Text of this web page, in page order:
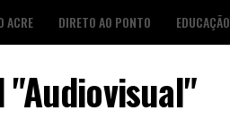
ACRE DIRETO AO PONTO EDUCAÇÃO